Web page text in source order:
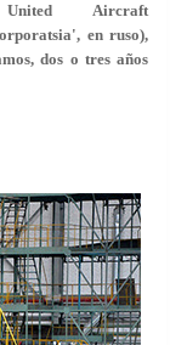
Aircraft
en ruso),
dos o tres años